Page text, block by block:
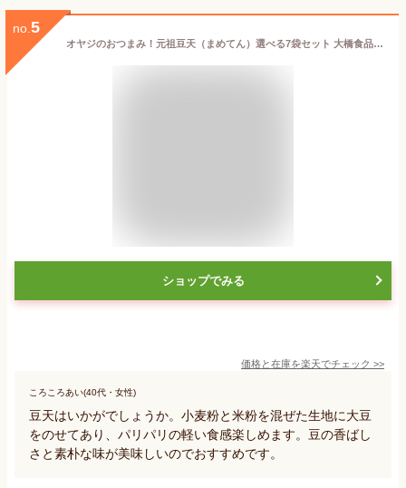
no. 5
オヤジのおつまみ！元祖豆天（まめてん）選べる7袋セット 大橋食品製造所 和菓子 豆菓子 せんべい 煎餅 スナック お菓子 おつまみ 新潟名物 詰め合わせ 新潟県 生産者直送 お取り寄せ ギフト プレゼント 贈り物 送料無料
ショップでみる
価格と在庫を楽天でチェック >>
ころころあい(40代・女性)
豆天はいかがでしょうか。小麦粉と米粉を混ぜた生地に大豆
をのせてあり、パリパリの軽い食感楽しめます。豆の香ばし
さと素朴な味が美味しいのでおすすめです。